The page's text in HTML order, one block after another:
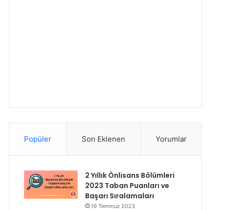
Popüler Son Eklenen Yorumlar
2 Yıllık Önlisans Bölümleri
2023 Taban Puanları ve
Başarı Sıralamaları
19 Temmuz 2023